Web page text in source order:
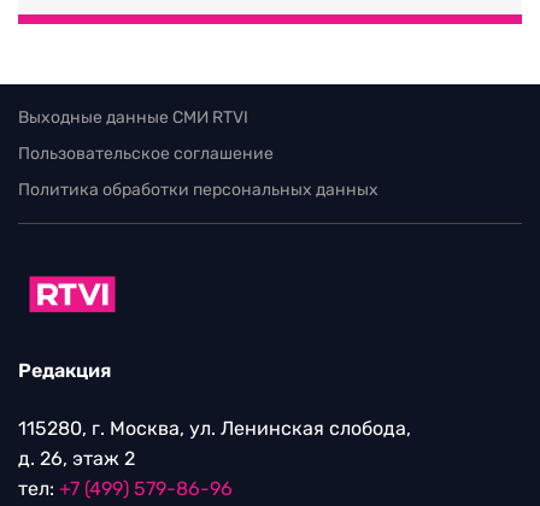
Выходные данные СМИ RTVI
Пользовательское соглашение
Политика обработки персональных данных
Редакция
115280, г. Москва, ул. Ленинская слобода,
д. 26, этаж 2
тел: +7 (499) 579-86-96